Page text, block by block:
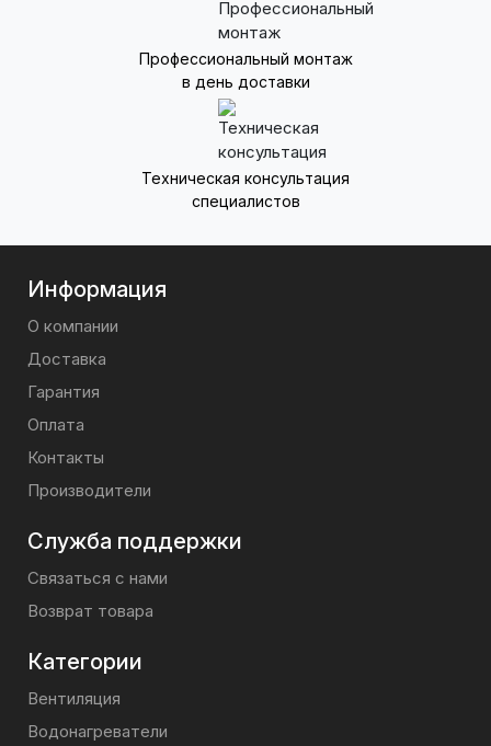
Профессиональный монтаж
в день доставки
Техническая консультация
специалистов
Информация
О компании
Доставка
Гарантия
Оплата
Контакты
Производители
Служба поддержки
Связаться с нами
Возврат товара
Категории
Вентиляция
Водонагреватели